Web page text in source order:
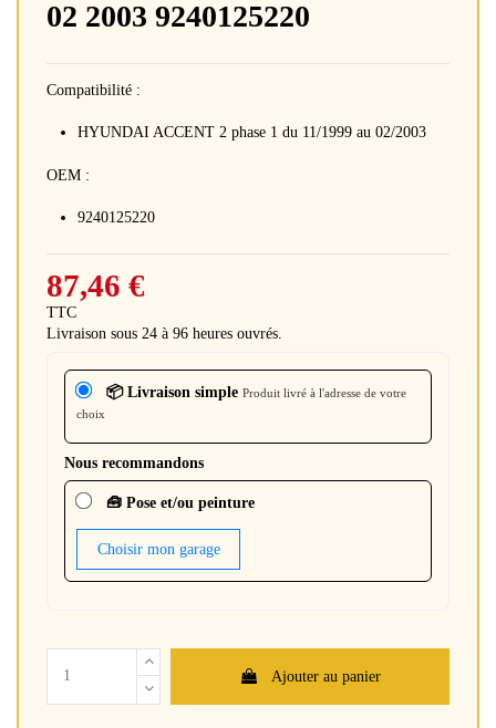
02 2003 9240125220
Compatibilité :
HYUNDAI ACCENT 2 phase 1 du 11/1999 au 02/2003
OEM :
9240125220
87,46 €
TTC
Livraison sous 24 à 96 heures ouvrés.
📦 Livraison simple Produit livré à l'adresse de votre
choix
Nous recommandons
🧰 Pose et/ou peinture
Choisir mon garage
Ajouter au panier